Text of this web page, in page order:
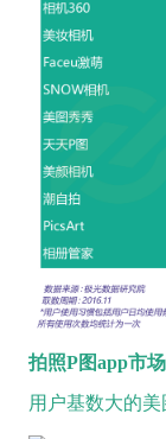
拍照P图app市
用户基数大的